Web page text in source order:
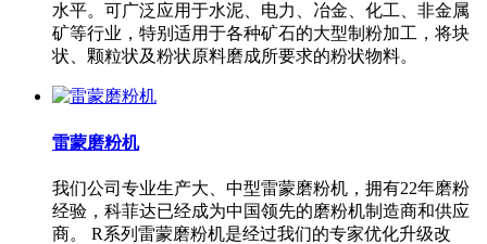
水平。可广泛应用于水泥、电力、冶金、化工、非金属
矿等行业，特别适用于各种矿石的大型制粉加工，将块
状、颗粒状及粉状原料磨成所要求的粉状物料。
雷蒙磨粉机
我们公司专业生产大、中型雷蒙磨粉机，拥有22年磨粉
经验，科菲达已经成为中国领先的磨粉机制造商和供应
商。 R系列雷蒙磨粉机是经过我们的专家优化升级改